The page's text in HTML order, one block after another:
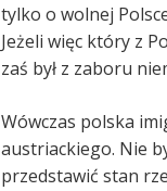
tylko o wolnej
Jeżeli więc który z
zaś był z zaboru
Wówczas polska
austriackiego. Nie
przedstawić stan